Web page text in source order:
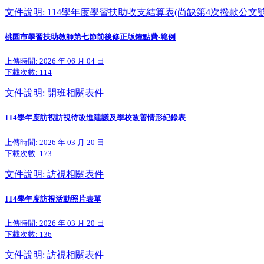
文件說明: 114學年度學習扶助收支結算表(尚缺第4次撥款公文
桃園市學習扶助教師第七節前後修正版鐘點費-範例
上傳時間: 2026 年 06 月 04 日
下載次數: 114
文件說明: 開班相關表件
114學年度訪視訪視待改進建議及學校改善情形紀錄表
上傳時間: 2026 年 03 月 20 日
下載次數: 173
文件說明: 訪視相關表件
114學年度訪視活動照片表單
上傳時間: 2026 年 03 月 20 日
下載次數: 136
文件說明: 訪視相關表件